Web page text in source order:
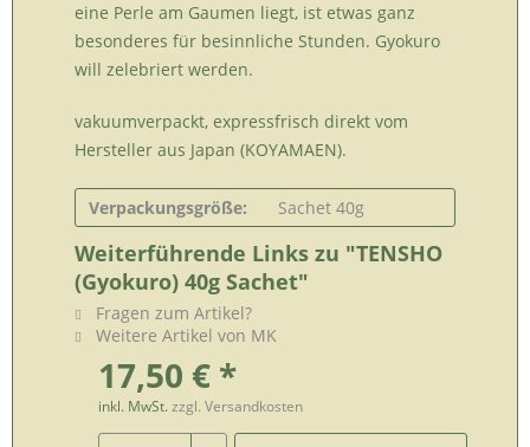
eine Perle am Gaumen liegt, ist etwas ganz
besonderes für besinnliche Stunden. Gyokuro
will zelebriert werden.
vakuumverpackt, expressfrisch direkt vom
Hersteller aus Japan (KOYAMAEN).
Verpackungsgröße: Sachet 40g
Weiterführende Links zu "TENSHO
(Gyokuro) 40g Sachet"
Fragen zum Artikel?
Weitere Artikel von MK
17,50 € *
inkl. MwSt.zzgl. Versandkosten